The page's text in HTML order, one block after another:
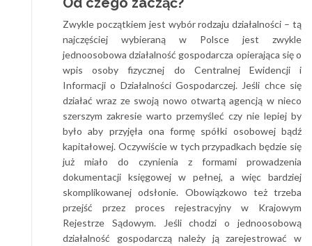
Zwykle początkiem jest wybór rodzaju działalności – tą
najczęściej wybieraną w Polsce jest zwykle
jednoosobowa działalność gospodarcza opierająca się o
wpis osoby fizycznej do Centralnej Ewidencji i
Informacji o Działalności Gospodarczej. Jeśli chce się
działać wraz ze swoją nowo otwartą agencją w nieco
szerszym zakresie warto przemyśleć czy nie lepiej by
było aby przyjęła ona formę spółki osobowej bądź
kapitałowej. Oczywiście w tych przypadkach będzie się
już miało do czynienia z formami prowadzenia
dokumentacji księgowej w pełnej, a więc bardziej
skomplikowanej odsłonie. Obowiązkowo też trzeba
przejść przez proces rejestracyjny w Krajowym
Rejestrze Sądowym. Jeśli chodzi o jednoosobową
działalność gospodarczą należy ją zarejestrować w